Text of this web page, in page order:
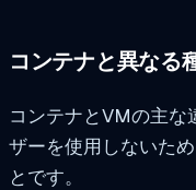
コンテナと異なる
コンテナとVMの主な
ザーを使用しないた
とです。